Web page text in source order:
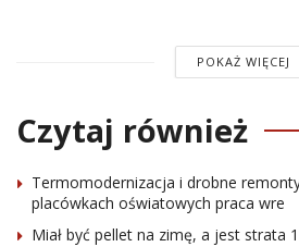
POKAŻ WIĘCEJ
Czytaj również
Termomodernizacja i drobne
placówkach oświatowych praca wre
Miał być pellet na zimę, a jest strata